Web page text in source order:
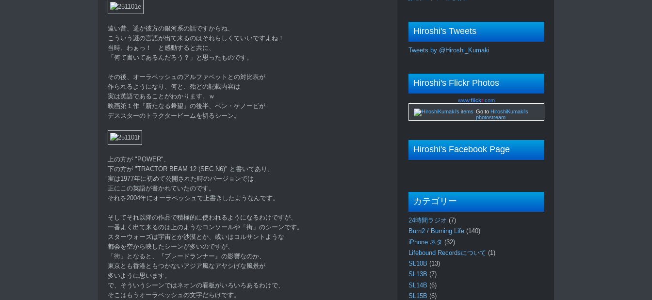
遠い昔、遥か彼方の銀河系の話ですからね、
こういう謎の言語が出て来るのはそれらしくていいですよね！
当時、わぁっ！ と感動すると共に、
「何て書いてあるんだろう？」と思ったものです。
その後、オーラベッシュのアルファベットとの対比表が
作られるようになり、何と、殆どの記載内容は
実は英語であることがわかります。ｗ
映画第１作『新たなる希望』の後半、ベン・ケノービが
デススターのトラクタービームを切るシーン。
上の方が "POWER"、
下の方が "TRACTOR BEAM 12 (SEC N6)" と書いてあり、
実は1977年に初めて公開された時のバージョンでは
正にこの英語が書かれていたのです。
それを2004年にオーラベッシュで上書きしたようなんです。
そしてそれ以降の作品で積極的に使われるようになるわけですが、
一番よく出て来るのは上のようなコンソールや「街」のシーンです。
スターウォーズは宇宙とか沙漠とか、或いはコルサントような
都会を空から映したシーンが多いのですが、
「街」となると、『ブレードランナー』の影響なのか、
東京とも香港ともつかないアジア風なアヤシげな風景が
多いように思います。
で、そういうシーンではネオンの看板がいろいろあるわけで、
そこはもうオーラベッシュの文字だらけです。
Hiroshi's Tweets
Tweets by @Hiroshi_Kumaki
Hiroshi's Flickr Photos
www.flickr .com
Go to HiroshiKumaki's
photostream
Hiroshi's Facebook Page
カテゴリー
24時間ラジオ (7)
Burn2 / Burning Life (140)
iPhone ネタ (32)
Lifebound Recordsについて (1)
SL10B (13)
SL13B (7)
SL14B (6)
SL15B (6)